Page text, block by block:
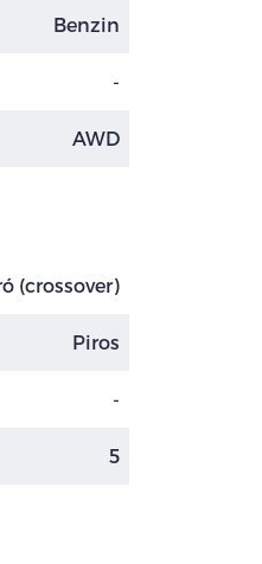
Benzin
-
AWD
(crossover)
Piros
-
5